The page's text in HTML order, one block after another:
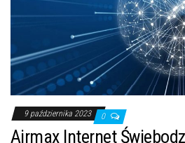
9 października 2023 0
Airmax Internet